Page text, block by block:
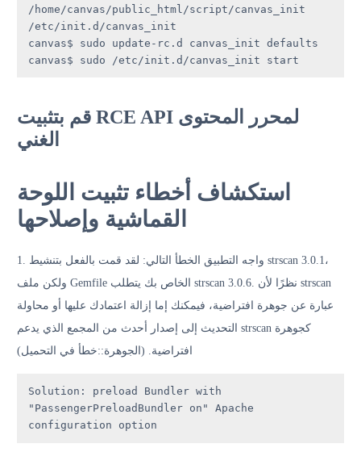
/home/canvas/public_html/script/canvas_init
/etc/init.d/canvas_init
canvas$ sudo update-rc.d canvas_init defaults
canvas$ sudo /etc/init.d/canvas_init start
قم بتثبيت RCE API لمحرر المحتوى
الغني
استكشاف أخطاء تثبيت اللوحة
القماشية وإصلاحها
1. واجه التطبيق الخطأ التالي: لقد قمت بالفعل بتنشيط strscan 3.0.1،
ولكن ملف Gemfile الخاص بك يتطلب strscan 3.0.6. نظرًا لأن strscan
عبارة عن جوهرة افتراضية، فيمكنك إما إزالة اعتمادك عليها أو محاولة
التحديث إلى إصدار أحدث من المجمع الذي يدعم strscan كجوهرة
افتراضية. (الجوهرة::خطأ في التحميل)
Solution: preload Bundler with
"PassengerPreloadBundler on" Apache
configuration option